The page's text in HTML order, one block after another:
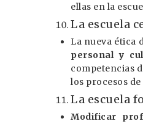
ellas en la
La escuela
La nueva ética
personal y
competencias
los procesos
La escuela
Modificar